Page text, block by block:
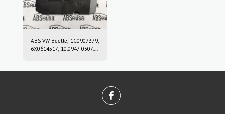
ABS VW Beetle, 1C0907379,
6X0614517, 10.0947-0307.3,
10020402224